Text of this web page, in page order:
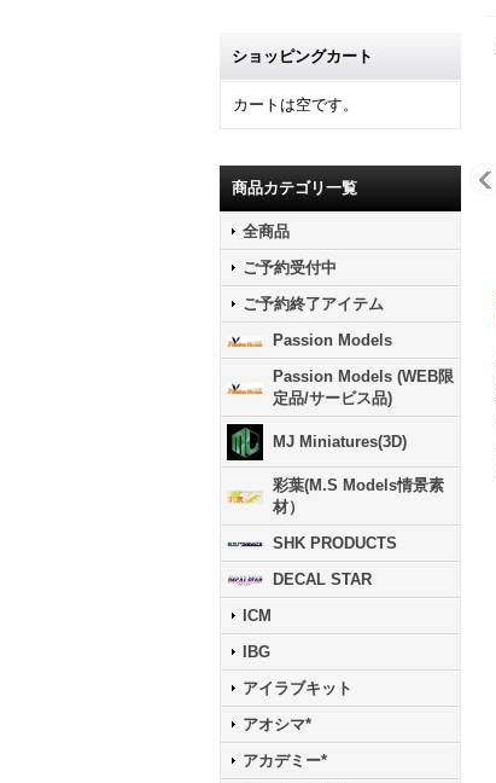
ショッピングカート
カートは空です。
商品カテゴリ一覧
全商品
ご予約受付中
ご予約終了アイテム
Passion Models
Passion Models (WEB限
定品/サービス品)
MJ Miniatures(3D)
彩葉(M.S Models情景素
材）
SHK PRODUCTS
DECAL STAR
ICM
IBG
アイラブキット
アオシマ*
アカデミー*